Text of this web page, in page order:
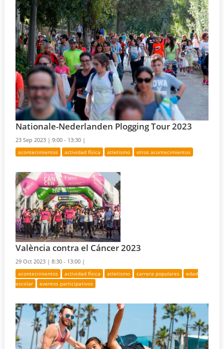
Nationale-Nederlanden Plogging Tour 2023
23 Sep 2023 |9:00 - 13:30 |
acontecimientos actividad física atletismo otros acontecimientos
València contra el Cáncer 2023
29 Oct 2023 |8:30 - 13:00 |
acontecimientos actividad física atletismo carrera populares
edad
escolar
eventos participativos